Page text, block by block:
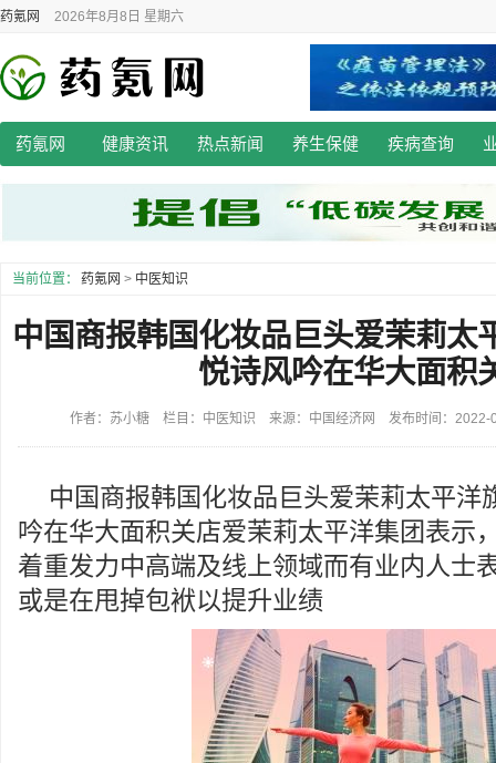
药氪网 2026年8月8日 星期六
药氪网 健康资讯 热点新闻 养生保健 疾病查询
当前位置： 药氪网 > 中医知识
中国商报韩国化妆品巨头爱茉莉太
悦诗风吟在华大面积
作者：苏小糖 栏目：中医知识 来源：中国经济网 发布时间：
中国商报韩国化妆品巨头爱茉莉太平洋
吟在华大面积关店爱茉莉太平洋集团表示
着重发力中高端及线上领域而有业内人士
或是在甩掉包袱以提升业绩